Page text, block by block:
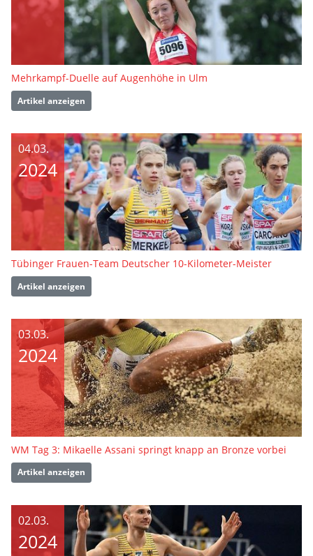
Mehrkampf-Duelle auf Augenhöhe in Ulm
Artikel anzeigen
04.03.
2024
Tübinger Frauen-Team Deutscher 10-Kilometer-Meister
Artikel anzeigen
03.03.
2024
WM Tag 3: Mikaelle Assani springt knapp an Bronze vorbei
Artikel anzeigen
02.03.
2024